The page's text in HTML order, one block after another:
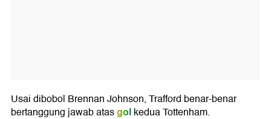
Usai dibobol Brennan Johnson, Trafford benar-benar
bertanggung jawab atasgolkedua Tottenham.